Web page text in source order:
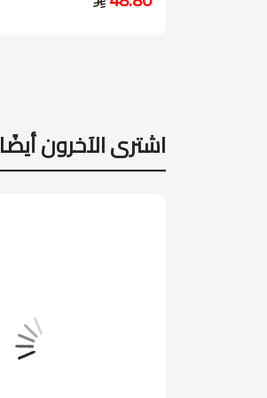
اشترى الآخرون أيضًا